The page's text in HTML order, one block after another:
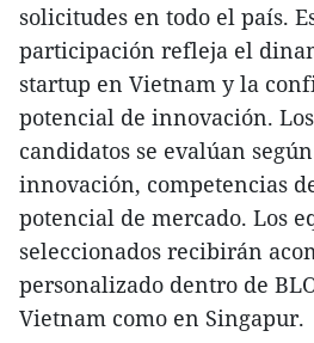
solicitudes en todo el país.
participación refleja el
startup en Vietnam y la
potencial de innovación.
candidatos se evalúan
innovación, competencias
potencial de mercado. Los
seleccionados recibirán
personalizado dentro de
Vietnam como en Singapur.